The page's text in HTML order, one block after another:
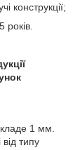
конструкції;
років.
1 мм.
типу